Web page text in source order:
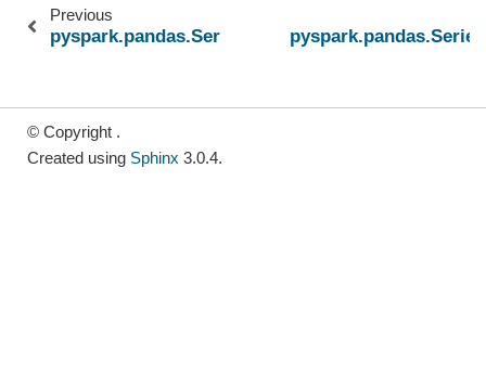
Previous
pyspark.pandas.Series.str.count
© Copyright .
Created using Sphinx 3.0.4.